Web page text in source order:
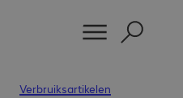
Verbruiksartikelen